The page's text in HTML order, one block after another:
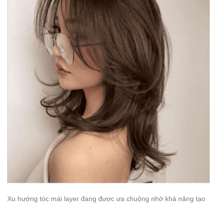
Xu hướng tóc mái layer đang được ưa chuộng nhờ khả năng tạo